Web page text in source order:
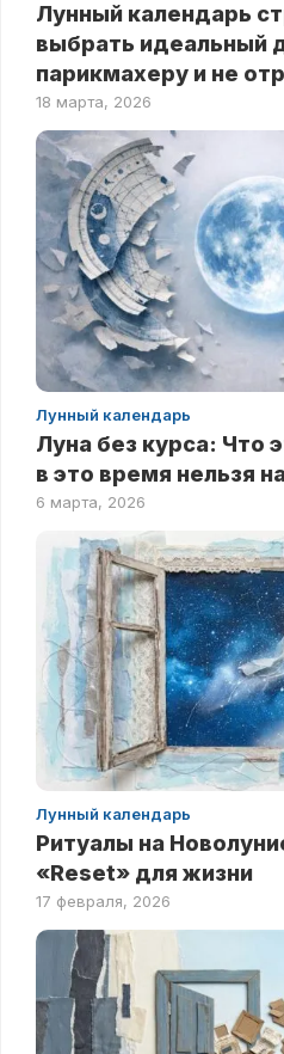
Лунный календарь
выбрать идеальный
парикмахеру и не
18 марта, 2026
Лунный календарь
Луна без курса: Что
в это время нельзя
6 марта, 2026
Лунный календарь
Ритуалы на
«Reset» для жизни
17 февраля, 2026